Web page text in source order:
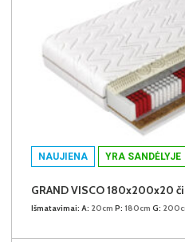
NAUJIENA YRA SANDĖLYJE
GRAND VISCO 180x200x20
Išmatavimai: A: 20cm P: 180cm G: